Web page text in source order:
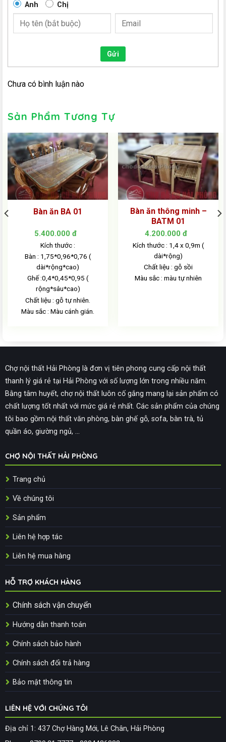
Anh Chị
Gửi
Chưa có bình luận nào
Sản Phẩm Tương Tự
Bàn ăn BA 01
5.400.000 đ
Kích thước :
Bàn : 1,75*0,96*0,76 (
dài*rộng*cao)
Ghế :0,4*0,45*0,95 (
rộng*sâu*cao)
Chất liệu : gỗ tự nhiên.
Màu sắc : Màu cánh gián.
Bàn ăn thông minh –
BATM 01
4.200.000 đ
Kích thước : 1,4 x 0,9m (
dài*rộng)
Chất liệu : gỗ sồi
Màu sắc : màu tự nhiên
Chợ nội thất Hải Phòng là đơn vị tiên phong cung cấp nội thất
thanh lý giá rẻ tại Hải Phòng với số lượng lớn trong nhiều năm.
Bằng tâm huyết, chợ nội thất luôn cố gắng mang lại sản phẩm có
chất lượng tốt nhất với mức giá rẻ nhất. Các sản phẩm của chúng
tôi bao gồm nội thất văn phòng, bàn ghế gỗ, sofa, bàn trà, tủ
quần áo, giường ngủ, ...
CHỢ NỘI THẤT HẢI PHÒNG
Trang chủ
Về chúng tôi
Sản phẩm
Liên hệ hợp tác
Liên hệ mua hàng
HỖ TRỢ KHÁCH HÀNG
Chính sách vận chuyển
Hướng dẫn thanh toán
Chính sách bảo hành
Chính sách đổi trả hàng
Bảo mật thông tin
LIÊN HỆ VỚI CHÚNG TÔI
Địa chỉ 1: 437 Chợ Hàng Mới, Lê Chân, Hải Phòng